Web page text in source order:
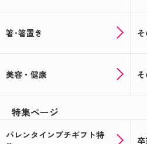
箸･箸置き
美容・健康
特集ページ
バレンタインプチギフト特